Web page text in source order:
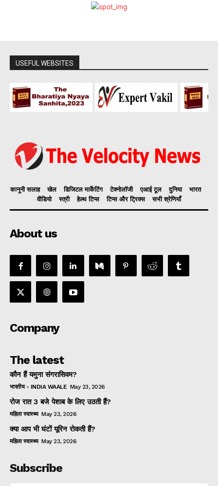
USEFUL WEBSITES
कानूनी सलाह खेल डिजिटल मार्केटिंग टेक्नोलॉजी एआई टूल दुनिया
भारत
वीडियो
स्त्री हेल्थ टिप्स टिप्स और ट्रिक्स सभी श्रेणियाँ
About us
Company
The latest
कौन हैं यमुना संगरासिवम?
भारतीय - INDIA WAALE May 23, 2026
रोज रात 3 बजे पेशाब के लिए उठती हैं?
महिला स्वास्थ्य May 23, 2026
क्या आप भी घंटों यूरिन रोकती हैं?
महिला स्वास्थ्य May 23, 2026
Subscribe